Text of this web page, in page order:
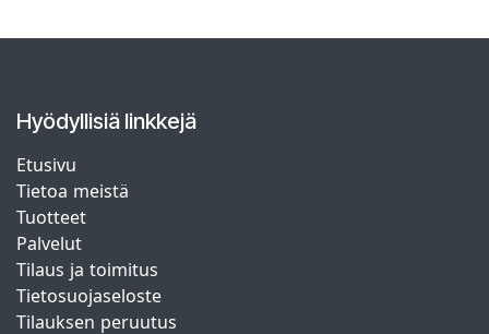
Hyödyllisiä linkkejä
Etusivu
Tietoa meistä
Tuotteet
Palvelut
Tilaus ja toimitus
Tietosuojaseloste
Tilauksen peruutus